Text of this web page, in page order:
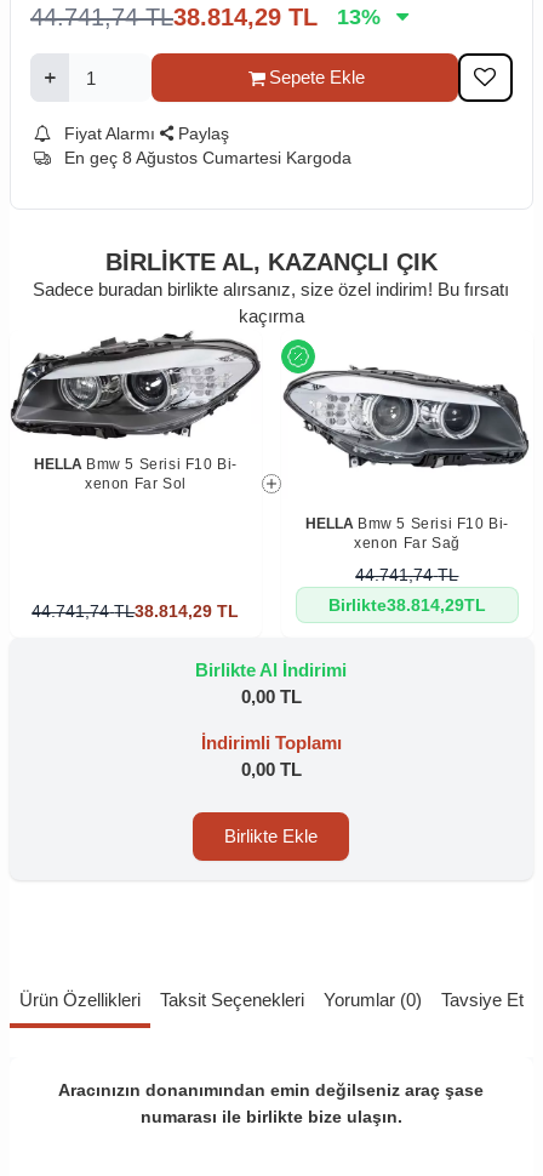
44.741,74 TL38.814,29 TL 13%
Sepete Ekle
Fiyat Alarmı
Paylaş
En geç 8 Ağustos Cumartesi Kargoda
BİRLİKTE AL, KAZANÇLI ÇIK
Sadece buradan birlikte alırsanız, size özel indirim! Bu fırsatı
kaçırma
HELLA Bmw 5 Serisi F10 Bi-
xenon Far Sol
44.741,74 TL38.814,29 TL
HELLA Bmw 5 Serisi F10 Bi-
xenon Far Sağ
44.741,74 TL
Birlikte38.814,29TL
Birlikte Al İndirimi
0,00 TL
İndirimli Toplamı
0,00 TL
Birlikte Ekle
Ürün Özellikleri Taksit Seçenekleri Yorumlar (0) Tavsiye Et
Aracınızın donanımından emin değilseniz araç şase
numarası ile birlikte bize ulaşın.